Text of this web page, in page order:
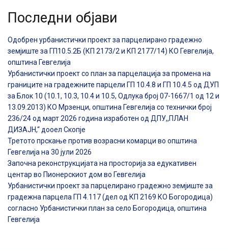
Последни објави
Одобрен урбанистички проект за парцелирано градежно
земјиште за ГП10.5.2Б (КП 2173/2 и КП 2177/14) КО Гевгелија,
општина Гевгелија
Урбанистички проект со план за парцелација за промена на
границите на градежните парцели ГП 10.4.8 и ГП 10.4.5 од ДУП
за Блок 10 (10.1, 10.3, 10.4 и 10.5, Одлука број 07-1667/1 од 12 и
13.09.2013) КО Мрзенци, општина Гевгелија со технички број
236/24 од март 2026 година изработен од ДПУ,,ПЛАН
ДИЗАЈН,“ дооел Скопје
Третото прскање против возрасни комарци во општина
Гевгелија на 30 јули 2026
Започна реконструкцијата на просторија за едукативен
центар во Пионерскиот дом во Гевгелија
Урбанистички проект за парцелирано градежно земјиште за
градежна парцела ГП 4.117 (дел од КП 2169 КО Богородица)
согласно Урбанистички план за село Богородица, општина
Гевгелија